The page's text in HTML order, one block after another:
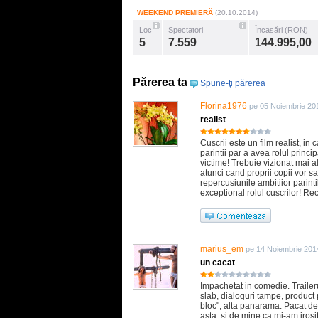
WEEKEND PREMIERĂ (20.10.2014)
Loc
5
Spectatori
7.559
Încasări (RON)
144.995,00
Părerea ta Spune-ţi părerea
Florina1976 pe 05 Noiembrie
realist
Cuscrii este un film realist, in
parintii par a avea rolul
victime! Trebuie vizionat mai
atunci cand proprii copii vor
repercusiunile ambitiior
exceptional rolul cuscrilor!
marius_em pe 14 Noiembrie
un cacat
Impachetat in comedie.
slab, dialoguri tampe,
bloc", alta panarama. Pacat
asta. si de mine ca mi-am